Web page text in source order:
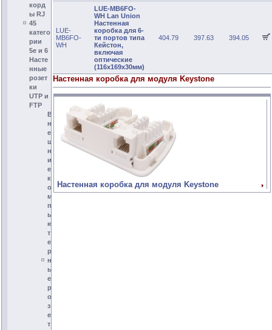
корд
ы RJ
45
катего
рии
5е и 6
Насте
нные
розет
ки
UTP и
FTP
В
н
е
ш
н
и
е
к
о
м
п
ь
ю
т
е
р
н
ы
е
р
о
з
е
т
LUE-
MB6FO-
WH
LUE-MB6FO-
WH Lan Union
Настенная
коробка для 6-
ти портов типа
Кейстон,
включая
оптические
(116х169х30мм)
404.79 397.63 394.05
Настенная коробка для модуля Keystone
Настенная коробка для модуля Keystone